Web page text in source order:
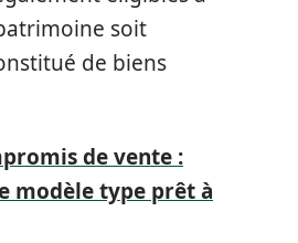
soit
de biens
de vente :
modèle type prêt à